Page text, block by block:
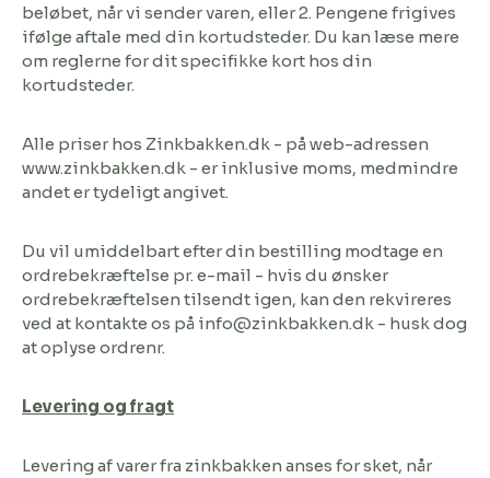
beløbet, når vi sender varen, eller 2. Pengene frigives
ifølge aftale med din kortudsteder. Du kan læse mere
om reglerne for dit specifikke kort hos din
kortudsteder.
Alle priser hos Zinkbakken.dk - på web-adressen
www.zinkbakken.dk - er inklusive moms, medmindre
andet er tydeligt angivet.
Du vil umiddelbart efter din bestilling modtage en
ordrebekræftelse pr. e-mail - hvis du ønsker
ordrebekræftelsen tilsendt igen, kan den rekvireres
ved at kontakte os på info@zinkbakken.dk - husk dog
at oplyse ordrenr.
Levering og fragt
Levering af varer fra zinkbakken anses for sket, når